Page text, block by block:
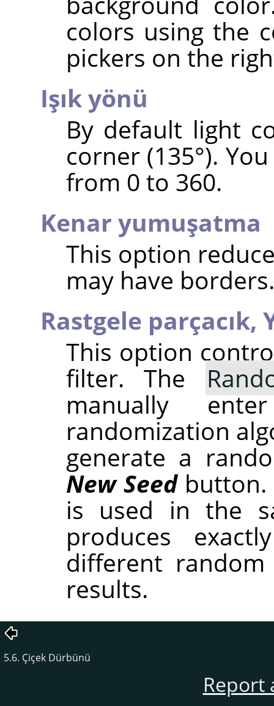
colors using the
pickers on the
Işık yönü
By default light
corner (135°).
from 0 to 360.
Kenar yumuşatma
This option
may have borders.
Rastgele parçacık,
This option
filter. The
manually
randomization
generate a
New Seedbutton.
is used in the
produces
different
results.
5.6. Çiçek Dürbünü
Report